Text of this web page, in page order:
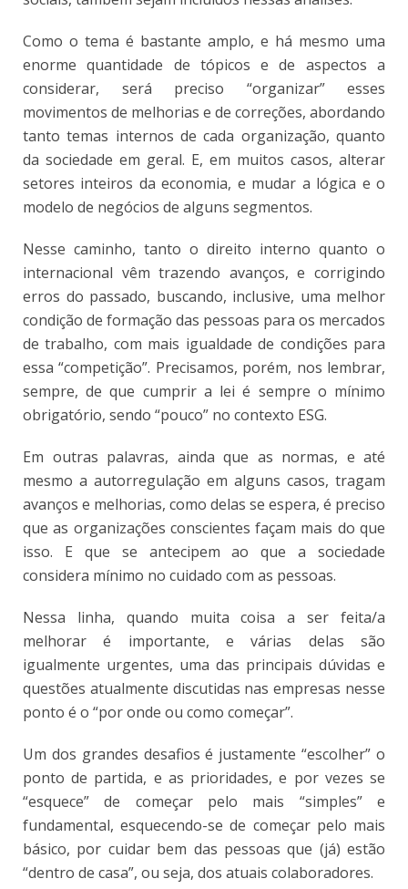
Como o tema é bastante amplo, e há mesmo uma
enorme quantidade de tópicos e de aspectos a
considerar, será preciso “organizar” esses
movimentos de melhorias e de correções, abordando
tanto temas internos de cada organização, quanto
da sociedade em geral. E, em muitos casos, alterar
setores inteiros da economia, e mudar a lógica e o
modelo de negócios de alguns segmentos.
Nesse caminho, tanto o direito interno quanto o
internacional vêm trazendo avanços, e corrigindo
erros do passado, buscando, inclusive, uma melhor
condição de formação das pessoas para os mercados
de trabalho, com mais igualdade de condições para
essa “competição”. Precisamos, porém, nos lembrar,
sempre, de que cumprir a lei é sempre o mínimo
obrigatório, sendo “pouco” no contexto ESG.
Em outras palavras, ainda que as normas, e até
mesmo a autorregulação em alguns casos, tragam
avanços e melhorias, como delas se espera, é preciso
que as organizações conscientes façam mais do que
isso. E que se antecipem ao que a sociedade
considera mínimo no cuidado com as pessoas.
Nessa linha, quando muita coisa a ser feita/a
melhorar é importante, e várias delas são
igualmente urgentes, uma das principais dúvidas e
questões atualmente discutidas nas empresas nesse
ponto é o “por onde ou como começar”.
Um dos grandes desafios é justamente “escolher” o
ponto de partida, e as prioridades, e por vezes se
“esquece” de começar pelo mais “simples” e
fundamental, esquecendo-se de começar pelo mais
básico, por cuidar bem das pessoas que (já) estão
“dentro de casa”, ou seja, dos atuais colaboradores.